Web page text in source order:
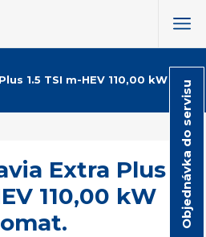
1.5 TSI m-HEV 110,00 kW 7-
Extra Plus
110,00 kW
Objednávka do servisu